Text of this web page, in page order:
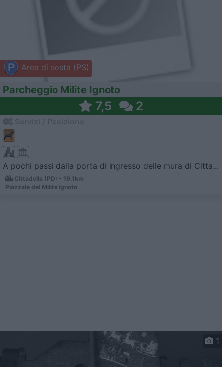
Area di sosta (PS)
Parcheggio Milite Ignoto
7,5 2
A pochi passi dalla porta di ingresso delle mura di Citta...
Cittadella (PD) - 19.1km
Piazzale del Milite Ignoto
1